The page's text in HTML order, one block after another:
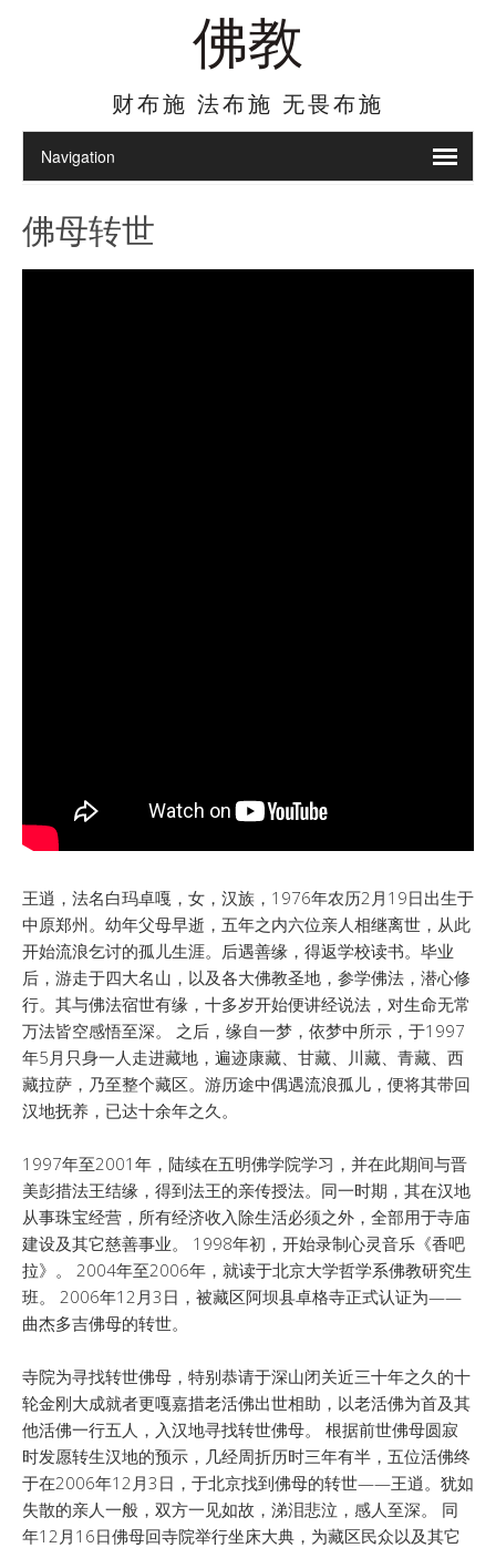
佛教
财布施 法布施 无畏布施
佛母转世
王逍，法名白玛卓嘎，女，汉族，1976年农历2月19日出生于
中原郑州。幼年父母早逝，五年之内六位亲人相继离世，从此
开始流浪乞讨的孤儿生涯。后遇善缘，得返学校读书。毕业
后，游走于四大名山，以及各大佛教圣地，参学佛法，潜心修
行。其与佛法宿世有缘，十多岁开始便讲经说法，对生命无常
万法皆空感悟至深。 之后，缘自一梦，依梦中所示，于1997
年5月只身一人走进藏地，遍迹康藏、甘藏、川藏、青藏、西
藏拉萨，乃至整个藏区。游历途中偶遇流浪孤儿，便将其带回
汉地抚养，已达十余年之久。
1997年至2001年，陆续在五明佛学院学习，并在此期间与晋
美彭措法王结缘，得到法王的亲传授法。同一时期，其在汉地
从事珠宝经营，所有经济收入除生活必须之外，全部用于寺庙
建设及其它慈善事业。 1998年初，开始录制心灵音乐《香吧
拉》。 2004年至2006年，就读于北京大学哲学系佛教研究生
班。 2006年12月3日，被藏区阿坝县卓格寺正式认证为——
曲杰多吉佛母的转世。
寺院为寻找转世佛母，特别恭请于深山闭关近三十年之久的十
轮金刚大成就者更嘎嘉措老活佛出世相助，以老活佛为首及其
他活佛一行五人，入汉地寻找转世佛母。 根据前世佛母圆寂
时发愿转生汉地的预示，几经周折历时三年有半，五位活佛终
于在2006年12月3日，于北京找到佛母的转世——王逍。犹如
失散的亲人一般，双方一见如故，涕泪悲泣，感人至深。 同
年12月16日佛母回寺院举行坐床大典，为藏区民众以及其它